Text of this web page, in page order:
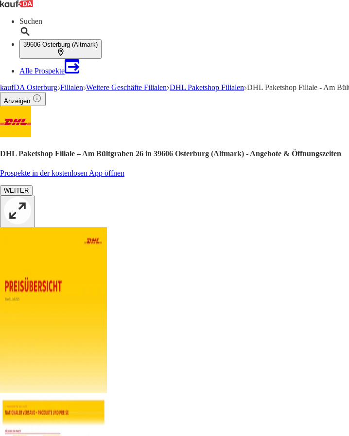
Suchen
39606 Osterburg (Altmark)
Alle Prospekte
kaufDA Osterburg Filialen Weitere Geschäfte Filialen DHL Paketshop Filialen DHL Paketshop Filiale - Am
Anzeigen
DHL Paketshop Filiale – Am Bültgraben 26 in 39606 Osterburg (Altmark) - Angebote & Öffnungszeiten
Prospekte in der kostenlosen App öffnen
WEITER